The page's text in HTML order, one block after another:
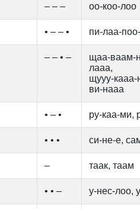
– – – оо-коо-лоо
• – – • пи-лаа-
– – • –
щаа-ваам-
лааа,
щууу-
ви-нааа
• – • ру-каа-ми,
• • • си-не-е,
– таак, таам
• • – у-нес-лоо,